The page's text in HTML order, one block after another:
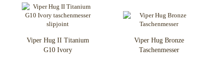
Viper Hug II Titanium
G10 Ivory
Viper Hug Bronze
Taschenmesser